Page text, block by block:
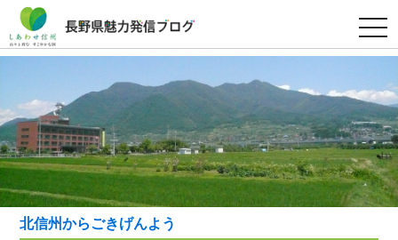
t
o
g
e
n
a
v
i
g
a
t
i
o
北信州からごきげんよう